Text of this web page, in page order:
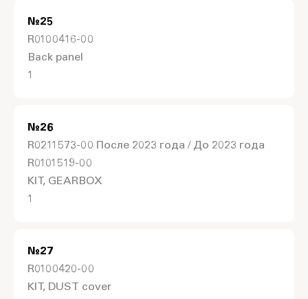
№25
R0100416-00
Back panel
1
№26
R0211573-00 После 2023 года / До 2023 года
R0101519-00
KIT, GEARBOX
1
№27
R0100420-00
KIT, DUST cover